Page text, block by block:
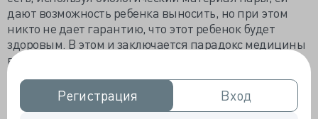
Регистрация
Регистрация Вход
Вход
дают возможность ребенка выносить, но при этом
никто не дает гарантию, что этот ребенок будет
здоровым. В этом и заключается парадокс медицины
в целом: чем больше заболеваний мы учимся лечить,
тем больше заболеваний в человеческой популяции
встречается. Если раньше среди людей, как и среди
других живых организмов, действовал так